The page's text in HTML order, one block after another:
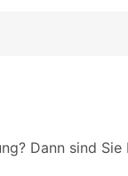
Dann sind